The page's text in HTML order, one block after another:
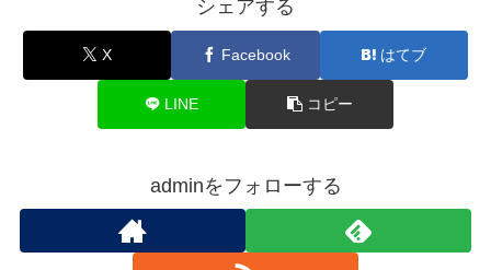
シェアする
X Facebook はてブ
LINE コピー
adminをフォローする